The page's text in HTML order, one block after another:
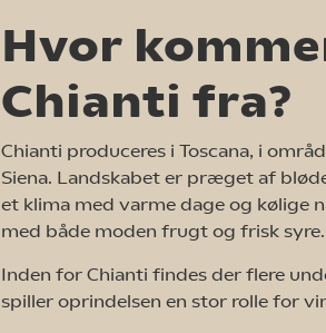
Hvor
Chianti fra?
Chianti produceres i Toscana, i
Siena. Landskabet er præget af
et klima med varme dage og kølige
med både moden frugt og frisk syre.
Inden for Chianti findes der flere
spiller oprindelsen en stor rolle for